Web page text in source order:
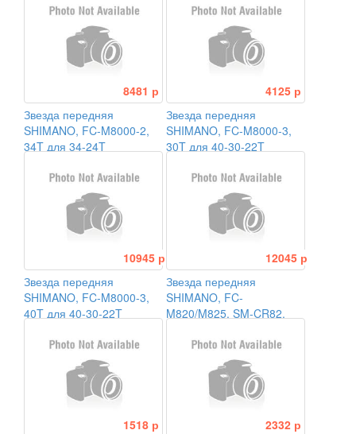
8481 р
Звезда передняя
SHIMANO, FC-M8000-2,
34T для 34-24T
4125 р
Звезда передняя
SHIMANO, FC-M8000-3,
30T для 40-30-22T
10945 р
Звезда передняя
SHIMANO, FC-M8000-3,
40T для 40-30-22T
12045 р
Звезда передняя
SHIMANO, FC-
M820/M825, SM-CR82,
1518 р
2332 р